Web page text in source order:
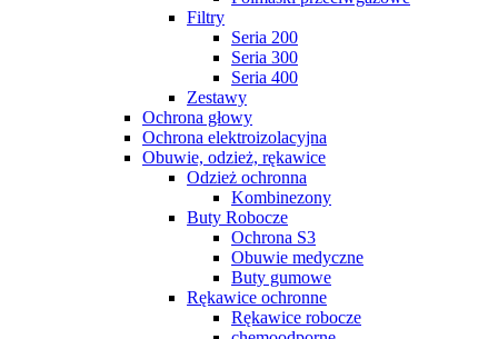
Filtry
Seria 200
Seria 300
Seria 400
Zestawy
Ochrona głowy
Ochrona elektroizolacyjna
Obuwie, odzież, rękawice
Odzież ochronna
Kombinezony
Buty Robocze
Ochrona S3
Obuwie medyczne
Buty gumowe
Rękawice ochronne
Rękawice robocze